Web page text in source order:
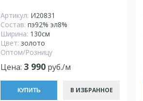
Артикул: И20831
Состав: пэ92% эл8%
Ширина: 130см
Цвет: золото
Оптом/Розницу
Цена: 3 990 руб./м
КУПИТЬ В ИЗБРАННОЕ